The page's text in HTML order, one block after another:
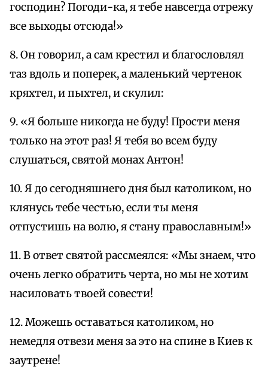
господин? Погоди-ка, я тебе навсегда отрежу
все выходы отсюда!»
8. Он говорил, а сам крестил и благословлял
таз вдоль и поперек, а маленький чертенок
кряхтел, и пыхтел, и скулил:
9. «Я больше никогда не буду! Прости меня
только на этот раз! Я тебя во всем буду
слушаться, святой монах Антон!
10. Я до сегодняшнего дня был католиком, но
клянусь тебе честью, если ты меня
отпустишь на волю, я стану православным!»
11. В ответ святой рассмеялся: «Мы знаем, что
очень легко обратить черта, но мы не хотим
насиловать твоей совести!
12. Можешь оставаться католиком, но
немедля отвези меня за это на спине в Киев к
заутрене!